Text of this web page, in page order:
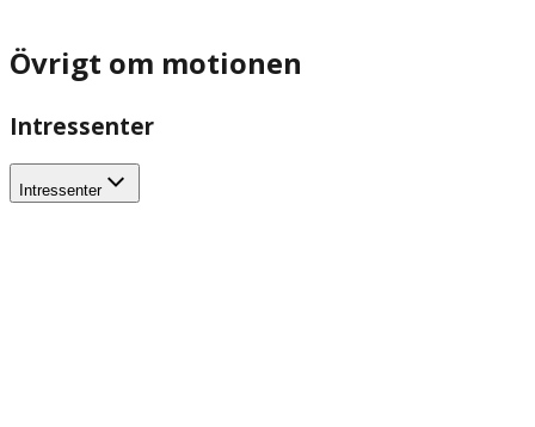
Övrigt om motionen
Intressenter
Intressenter